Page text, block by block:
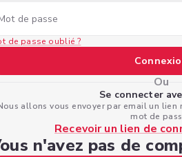
de passe
de passe oublié ?
Ou
Se connecter
allons vous envoyer par email un lien
mot de
Recevoir un lien de
n'avez pas de